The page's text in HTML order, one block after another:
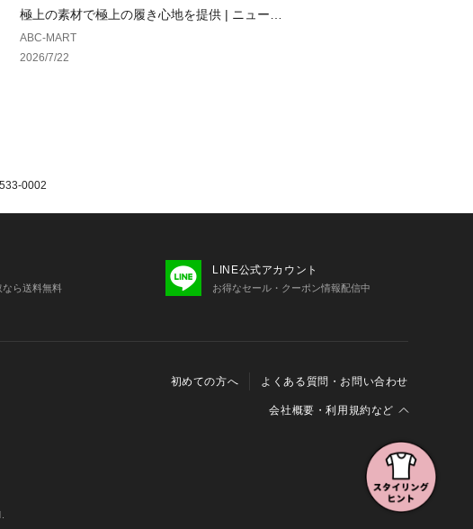
極上の素材で極上の履き心地を提供 | ニューバ
ランス
ABC-MART
2026/7/22
0002
なら送料無料
LINE公式アカウント
お得なセール・クーポン情報配信中
初めての方へ よくある質問・お問い合わせ
会社概要・利用規約など
特定商取引に関する法律に基づく表示
Cookieおよびアクセスログについて
三井不動産グループ ソーシャルメディアガイドライン